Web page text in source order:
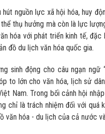
nguồn lực xã hội hóa, huy
thụ hưởng mà còn là lực
hóa với phát triển kinh tế,
đồ du lịch văn hóa quốc gia.
sinh động cho câu ngạn ngữ
to lớn cho văn hóa, lịch sử
Nam. Trong bối cảnh hội
chỉ là trách nhiệm đối với
văn hóa - du lịch của cả nước